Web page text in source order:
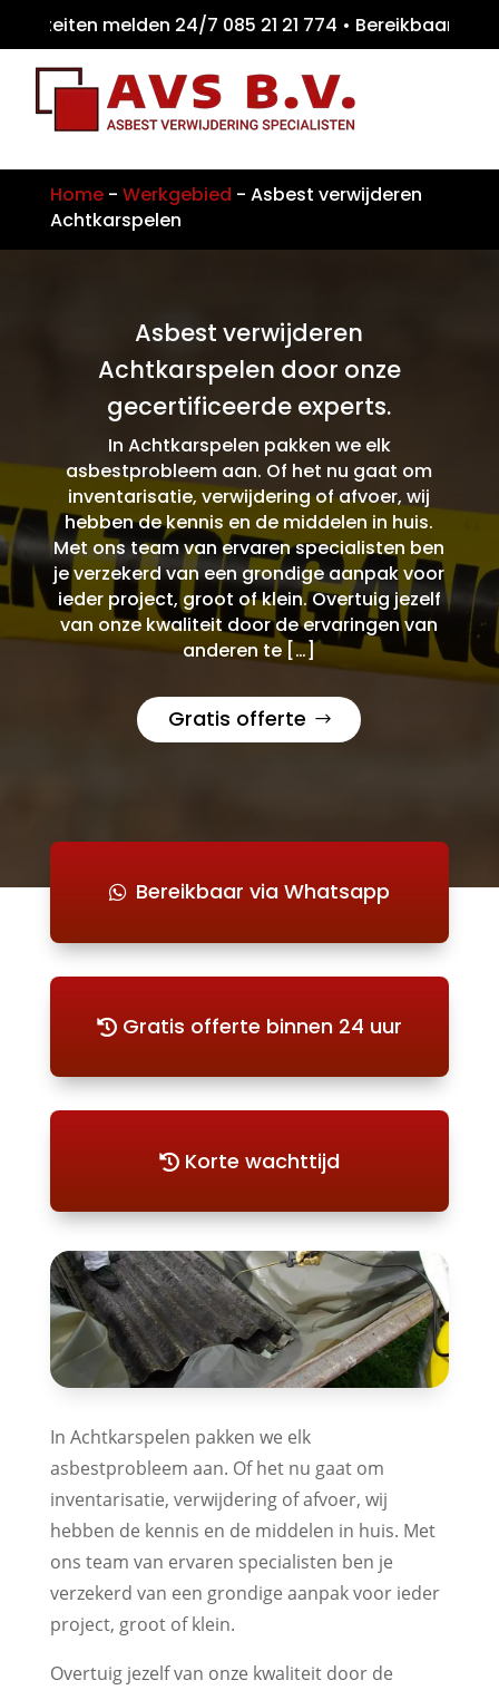
melden 24/7 085 21 21 774 •
Home- Werkgebied - Asbest verwijderen
Achtkarspelen
Asbest verwijderen
Achtkarspelen door onze
gecertificeerde experts.
In Achtkarspelen pakken we elk
asbestprobleem aan. Of het nu gaat om
inventarisatie, verwijdering of afvoer, wij
hebben de kennis en de middelen in huis.
Met ons team van ervaren specialisten ben
je verzekerd van een grondige aanpak voor
ieder project, groot of klein. Overtuig jezelf
van onze kwaliteit door de ervaringen van
anderen te […]
Gratis offerte
Bereikbaar via Whatsapp
Gratis offerte binnen 24 uur
Korte wachttijd
In Achtkarspelen pakken we elk
asbestprobleem aan. Of het nu gaat om
inventarisatie, verwijdering of afvoer, wij
hebben de kennis en de middelen in huis. Met
ons team van ervaren specialisten ben je
verzekerd van een grondige aanpak voor ieder
project, groot of klein.
Overtuig jezelf van onze kwaliteit door de